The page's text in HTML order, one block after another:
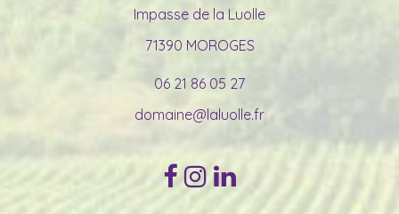
Impasse de la Luolle
71390 MOROGES
06 21 86 05 27
domaine@laluolle.fr